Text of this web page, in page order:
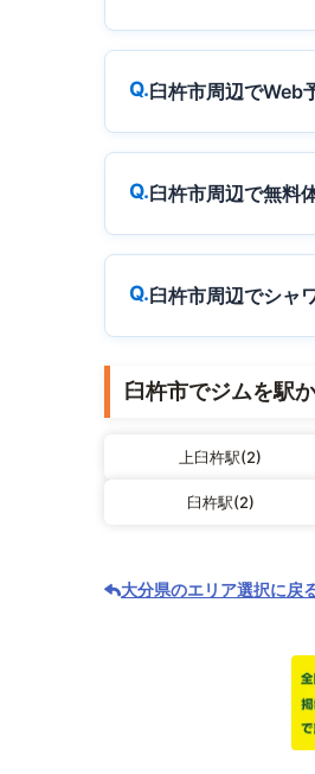
臼杵市周辺でWeb
臼杵市周辺で無料
臼杵市周辺でシャ
臼杵市でジムを駅
上臼杵駅(2)
臼杵駅(2)
大分県のエリア選択に戻